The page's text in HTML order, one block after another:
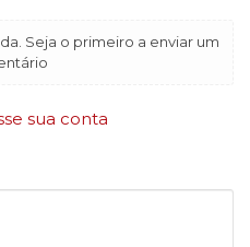
Seja o primeiro a enviar um
sua conta